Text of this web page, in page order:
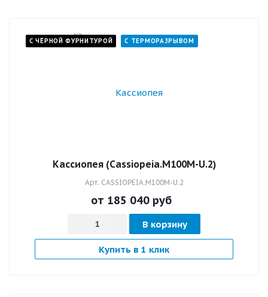
С ЧЁРНОЙ ФУРНИТУРОЙ С ТЕРМОРАЗРЫВОМ
Кассиопея (Cassiopeia.M100M-U.2)
Арт. CASSIOPEIA.M100M-U.2
от 185 040 руб
В корзину
Купить в 1 клик